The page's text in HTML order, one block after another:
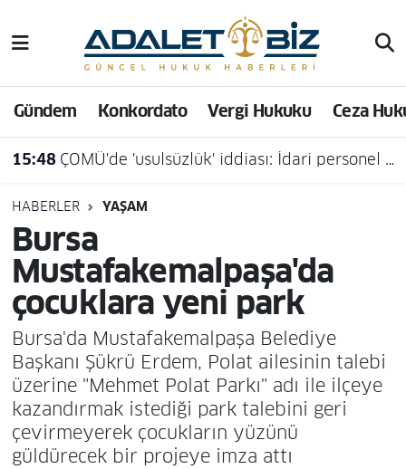
Gündem Konkordato Vergi Hukuku Ceza
15:48 ÇOMÜ'de 'usulsüzlük' iddiası: İdari personel açığa alındı
HABERLER YAŞAM
Bursa
Mustafakemalpaşa'da
çocuklara yeni park
Bursa'da Mustafakemalpaşa Belediye
Başkanı Şükrü Erdem, Polat ailesinin talebi
üzerine "Mehmet Polat Parkı" adı ile ilçeye
kazandırmak istediği park talebini geri
çevirmeyerek çocukların yüzünü
güldürecek bir projeye imza attı
Hava Durumu
Trafik Durumu
Süper Lig Puan Durumu ve Fikstür
Tüm Manşetler
Son Dakika Haberleri
Haber Arşivi